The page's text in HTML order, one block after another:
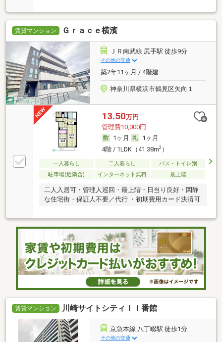
賃貸マンション Ｇｒａｃｅ横濱
ＪＲ南武線 尻手駅 徒歩9分
その他の交通
築2年11ヶ月 / 4階建
神奈川県横浜市鶴見区矢向１
13.50万円
管理費10,000円
1ヶ月
1ヶ月
4階 / 1LDK（41.38m2）
一人暮らし 二人暮らし
バス・トイレ別
駐車場(近隣含)
インターネット無料 最上階
二人入居可・管理人巡回・最上階・日当り良好・閑静
な住宅街・保証人不要／代行 ・初期費用カード決済可
賃貸マンション 川崎サイトシティＩＩ番館
京急本線 八丁畷駅 徒歩1分
その他の交通